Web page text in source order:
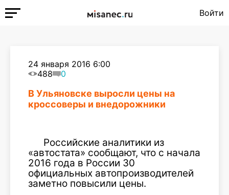
Войти
24 января 2016 6:00
488
0
В Ульяновске выросли цены на
кроссоверы и внедорожники
Российские аналитики из
«автостата» сообщают, что с начала
2016 года в России 30
официальных автопроизводителей
заметно повысили цены.